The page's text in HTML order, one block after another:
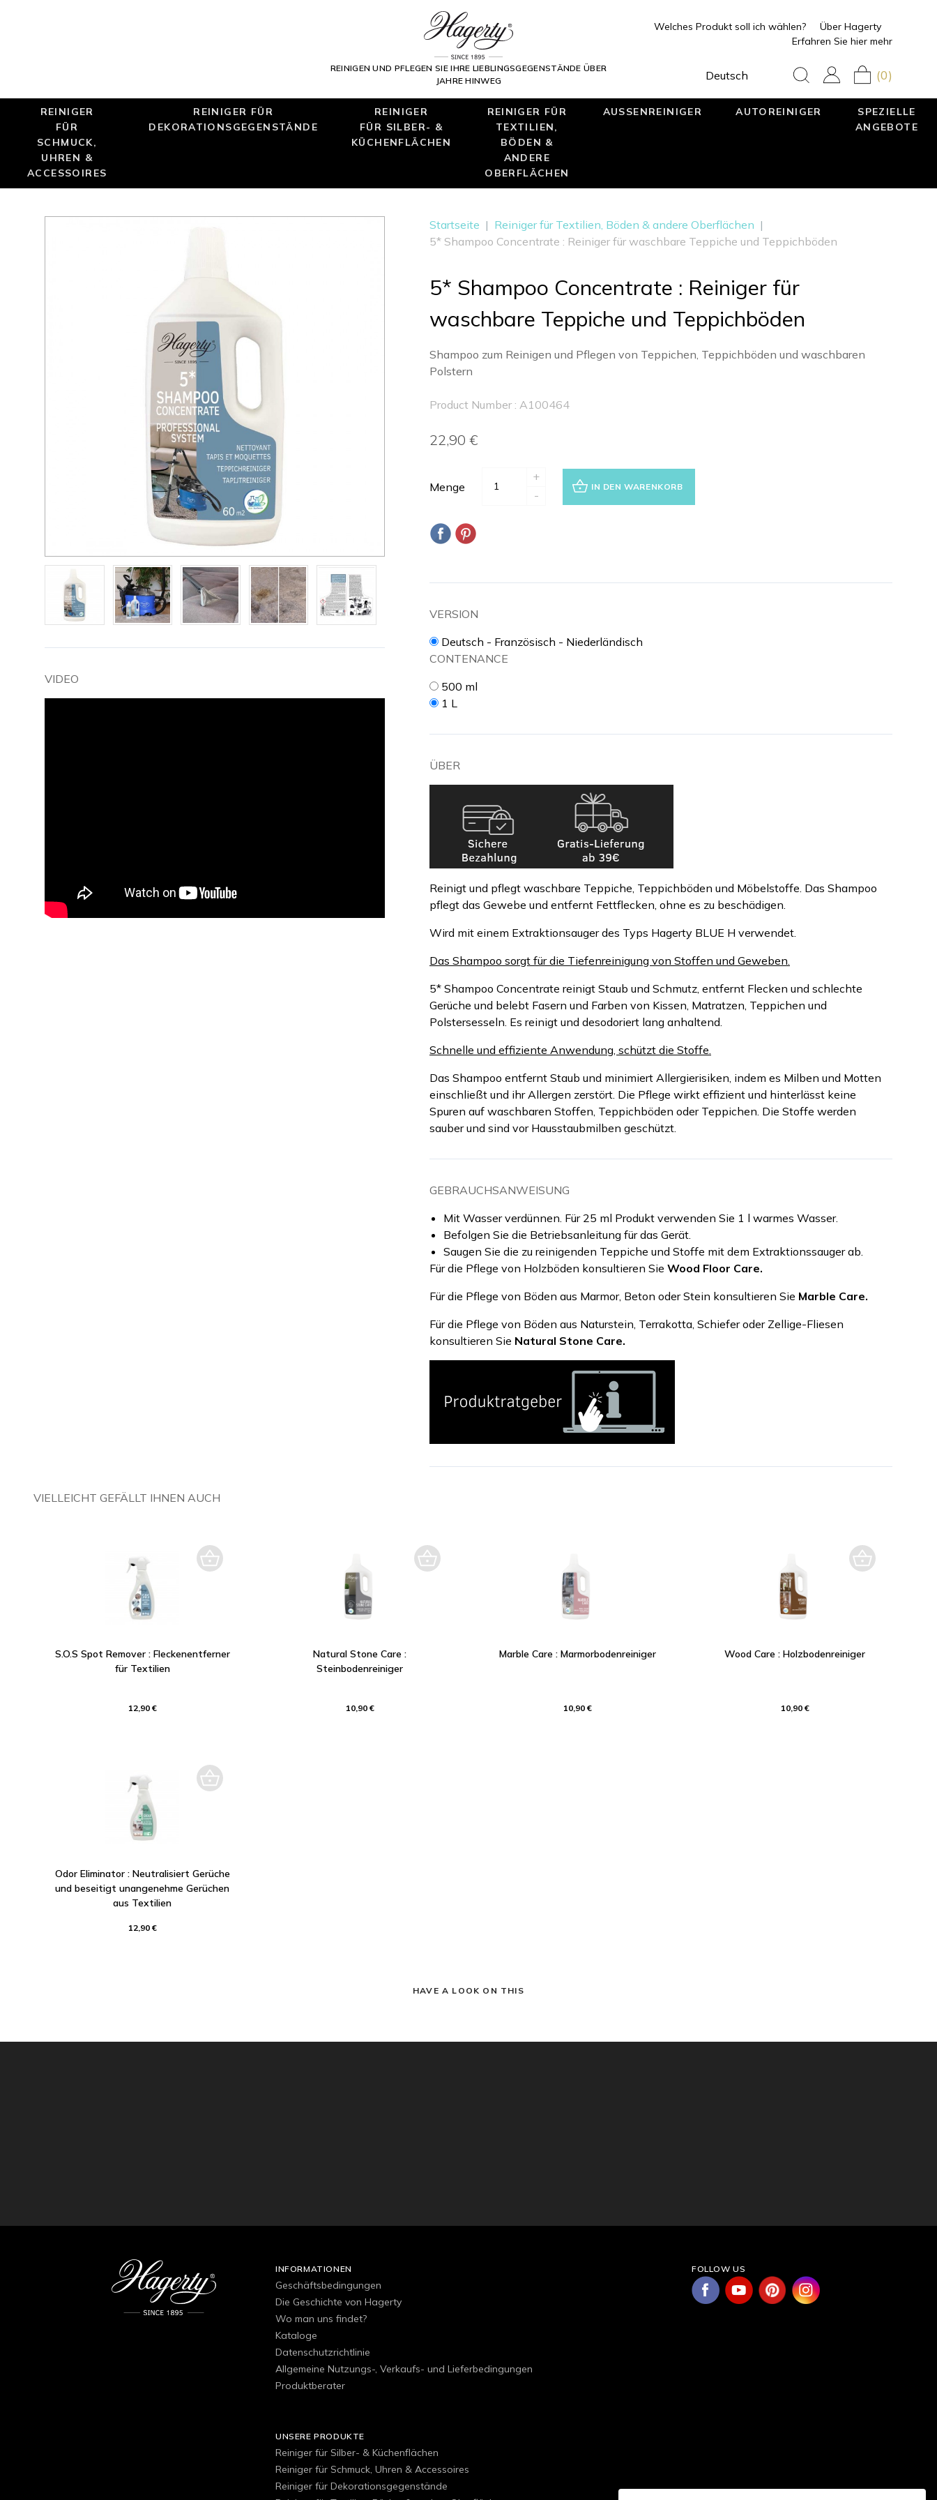
REINIGEN UND PFLEGEN SIE IHRE LIEBLINGSGEGENSTÄNDE ÜBER
JAHRE HINWEG
Welches Produkt soll ich wählen?
Über Hagerty
Erfahren Sie hier mehr
Deutsch (0)
REINIGER
FÜR
SCHMUCK,
UHREN &
ACCESSOIRES
REINIGER FÜR
DEKORATIONSGEGENSTÄNDE
REINIGER
FÜR SILBER- &
KÜCHENFLÄCHEN
REINIGER FÜR
TEXTILIEN,
BÖDEN &
ANDERE
OBERFLÄCHEN
AUSSENREINIGER AUTOREINIGER
SPEZIELLE
ANGEBOTE
VIDEO
Startseite | Reiniger für Textilien, Böden & andere Oberflächen |
5* Shampoo Concentrate : Reiniger für waschbare Teppiche und Teppichböden
5* Shampoo Concentrate : Reiniger für
waschbare Teppiche und Teppichböden
Shampoo zum Reinigen und Pflegen von Teppichen, Teppichböden und waschbaren
Polstern
Product Number : A100464
22,90 €
Menge
+
-
IN DEN WARENKORB
VERSION
Deutsch - Französisch - Niederländisch
CONTENANCE
500 ml
1 L
ÜBER
Reinigt und pflegt waschbare Teppiche, Teppichböden und Möbelstoffe. Das Shampoo
pflegt das Gewebe und entfernt Fettflecken, ohne es zu beschädigen.
Wird mit einem Extraktionsauger des Typs Hagerty BLUE H verwendet.
Das Shampoo sorgt für die Tiefenreinigung von Stoffen und Geweben.
5* Shampoo Concentrate reinigt Staub und Schmutz, entfernt Flecken und schlechte
Gerüche und belebt Fasern und Farben von Kissen, Matratzen, Teppichen und
Polstersesseln. Es reinigt und desodoriert lang anhaltend.
Schnelle und effiziente Anwendung, schützt die Stoffe.
Das Shampoo entfernt Staub und minimiert Allergierisiken, indem es Milben und Motten
einschließt und ihr Allergen zerstört. Die Pflege wirkt effizient und hinterlässt keine
Spuren auf waschbaren Stoffen, Teppichböden oder Teppichen. Die Stoffe werden
sauber und sind vor Hausstaubmilben geschützt.
GEBRAUCHSANWEISUNG
Mit Wasser verdünnen. Für 25 ml Produkt verwenden Sie 1 l warmes Wasser.
Befolgen Sie die Betriebsanleitung für das Gerät.
Saugen Sie die zu reinigenden Teppiche und Stoffe mit dem Extraktionssauger ab.
Für die Pflege von Holzböden konsultieren Sie Wood Floor Care.
Für die Pflege von Böden aus Marmor, Beton oder Stein konsultieren Sie Marble Care.
Für die Pflege von Böden aus Naturstein, Terrakotta, Schiefer oder Zellige-Fliesen
konsultieren Sie Natural Stone Care.
VIELLEICHT GEFÄLLT IHNEN AUCH
S.O.S Spot Remover : Fleckenentferner
für Textilien
12,90 €
Natural Stone Care :
Steinbodenreiniger
10,90 €
Marble Care : Marmorbodenreiniger
10,90 €
Wood Care : Holzbodenreiniger
10,90 €
Odor Eliminator : Neutralisiert Gerüche
und beseitigt unangenehme Gerüchen
aus Textilien
12,90 €
HAVE A LOOK ON THIS
INFORMATIONEN
Geschäftsbedingungen
Die Geschichte von Hagerty
Wo man uns findet?
Kataloge
Datenschutzrichtlinie
Allgemeine Nutzungs-, Verkaufs- und Lieferbedingungen
Produktberater
UNSERE PRODUKTE
Reiniger für Silber- & Küchenflächen
Reiniger für Schmuck, Uhren & Accessoires
Reiniger für Dekorationsgegenstände
FOLLOW US